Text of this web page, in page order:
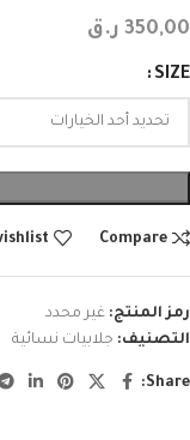
350,00 ر.ق
SIZE
Compare
رمز المنتج: غير محدد
التصنيف: جلابيات نسائية
Share: